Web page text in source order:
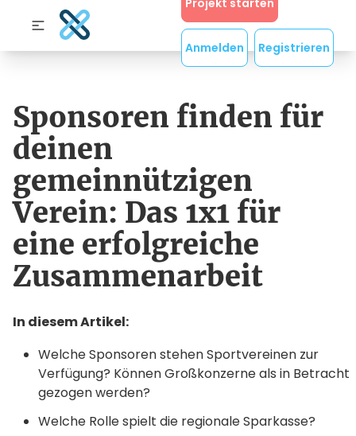
Projekt starten
Anmelden Registrieren
Sponsoren finden für
deinen
gemeinnützigen
Verein: Das 1x1 für
eine erfolgreiche
Zusammenarbeit
In diesem Artikel:
Welche Sponsoren stehen Sportvereinen zur
Verfügung? Können Großkonzerne als in Betracht
gezogen werden?
Welche Rolle spielt die regionale Sparkasse?